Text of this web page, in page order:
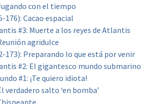
con el tiempo
176): Cacao espacial
#3: Muerte a los reyes de Atlantis
agridulce
173): Preparando lo que está por venir
#2: El gigantesco mundo submarino
#1: ¡Te quiero idiota!
verdadero salto ‘en bomba’